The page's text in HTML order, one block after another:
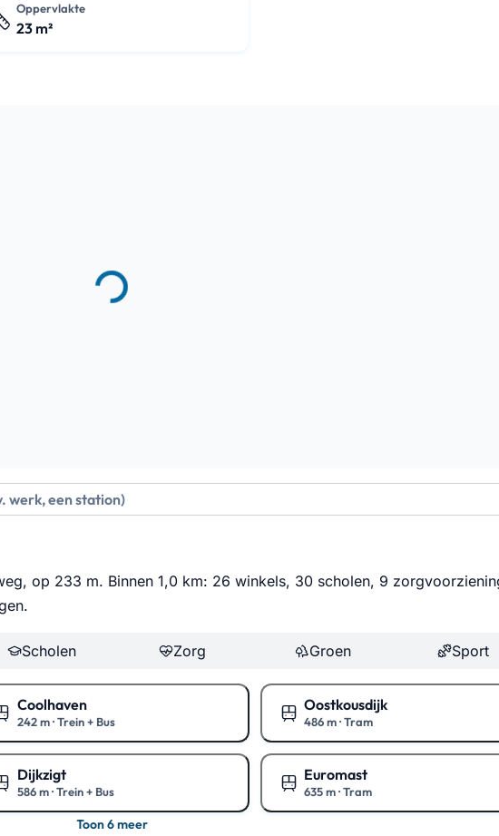
Oppervlakte
23 m²
op 233 m. Binnen 1,0 km: 26 winkels, 30 scholen, 9
.
Scholen Zorg Groen Sport
Coolhaven
242 m·Trein + Bus
op de kaart
Oostkousdijk
486 m·Tram
Toon op de kaart
Dijkzigt
586 m·Trein + Bus
op de kaart
Euromast
635 m·Tram
Toon op de kaart
Toon 6 meer